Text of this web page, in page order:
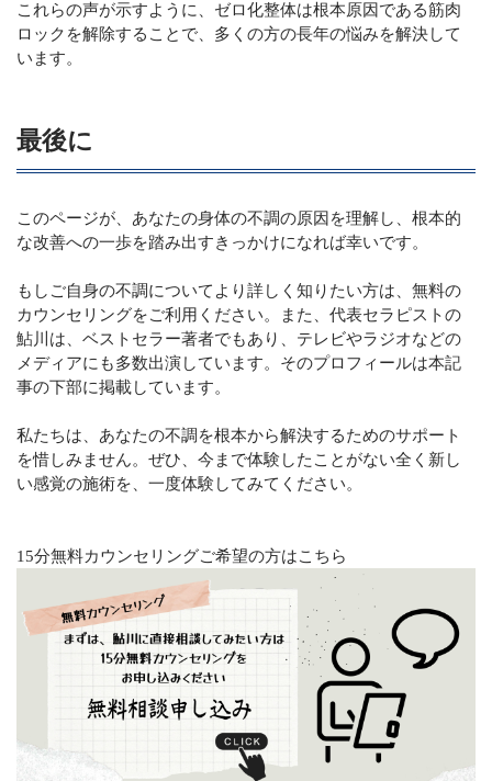
これらの声が示すように、ゼロ化整体は根本原因である筋肉
ロックを解除することで、多くの方の長年の悩みを解決して
います。
最後に
このページが、あなたの身体の不調の原因を理解し、根本的
な改善への一歩を踏み出すきっかけになれば幸いです。
もしご自身の不調についてより詳しく知りたい方は、無料の
カウンセリングをご利用ください。また、代表セラピストの
鮎川は、ベストセラー著者でもあり、テレビやラジオなどの
メディアにも多数出演しています。そのプロフィールは本記
事の下部に掲載しています。
私たちは、あなたの不調を根本から解決するためのサポート
を惜しみません。ぜひ、今まで体験したことがない全く新し
い感覚の施術を、一度体験してみてください。
15分無料カウンセリングご希望の方はこちら